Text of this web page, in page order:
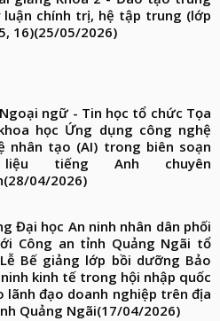
luận chính trị, hệ tập trung (lớp
16)(25/05/2026)
ngữ - Tin học tổ chức Tọa
học Ứng dụng công nghệ
nhân tạo (AI) trong biên soạn
tiếng Anh chuyên
(28/04/2026)
Đại học An ninh nhân dân phối
Công an tỉnh Quảng Ngãi tổ
Bế giảng lớp bồi dưỡng Bảo
kinh tế trong hội nhập quốc
lãnh đạo doanh nghiệp trên địa
Quảng Ngãi(17/04/2026)